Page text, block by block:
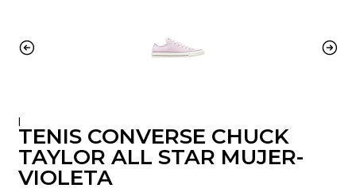
|
TENIS CONVERSE CHUCK
TAYLOR ALL STAR MUJER-
VIOLETA